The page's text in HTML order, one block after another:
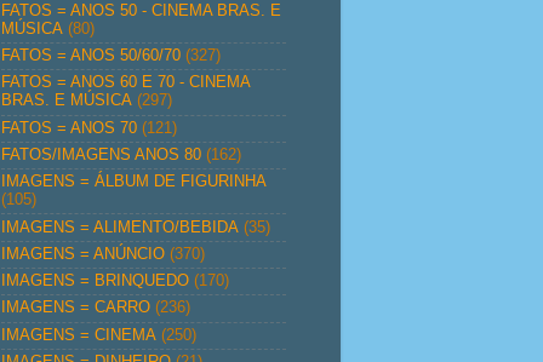
FATOS = ANOS 50 - CINEMA BRAS. E
MÚSICA (80)
FATOS = ANOS 50/60/70 (327)
FATOS = ANOS 60 E 70 - CINEMA
BRAS. E MÚSICA (297)
FATOS = ANOS 70 (121)
FATOS/IMAGENS ANOS 80 (162)
IMAGENS = ÁLBUM DE FIGURINHA
(105)
IMAGENS = ALIMENTO/BEBIDA (35)
IMAGENS = ANÚNCIO (370)
IMAGENS = BRINQUEDO (170)
IMAGENS = CARRO (236)
IMAGENS = CINEMA (250)